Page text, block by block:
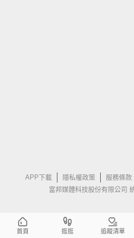
APP下載 隱私權政策 服務條款
富邦媒體科技股份有限公司
首頁 逛逛 追蹤清單